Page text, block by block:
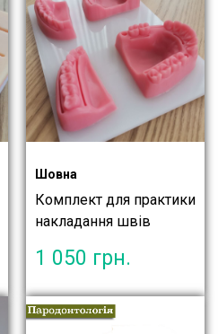
Шовна
Комплект для практики
накладання швів
1 050 грн.